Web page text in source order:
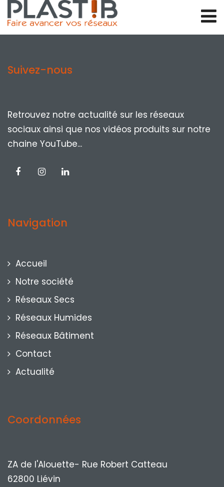
Suivez-nous
Retrouvez notre actualité sur les réseaux
sociaux ainsi que nos vidéos produits sur notre
chaine YouTube...
Navigation
Accueil
Notre société
Réseaux Secs
Réseaux Humides
Réseaux Bâtiment
Contact
Actualité
Coordonnées
ZA de l'Alouette- Rue Robert Catteau
62800 Liévin